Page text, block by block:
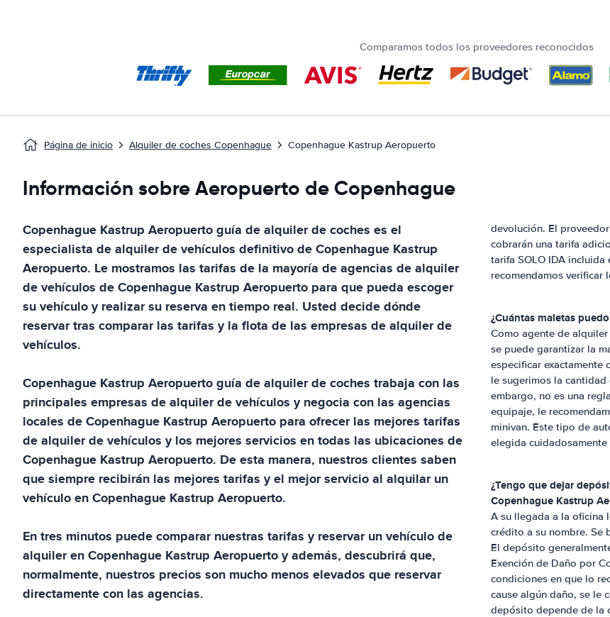
Comparamos todos los proveedores reconocidos
Página de inicio Alquiler de coches Copenhague Copenhague Kastrup Aeropuerto
Información sobre Aeropuerto de Copenhague
Copenhague Kastrup Aeropuertoguía de alquiler de coches es el
especialista de alquiler de vehículos definitivo deCopenhague Kastrup
Aeropuerto. Le mostramos las tarifas de la mayoría de agencias de alquiler
de vehículos deCopenhague Kastrup Aeropuerto para que pueda escoger
su vehículo y realizar su reserva en tiempo real. Usted decide dónde
reservar tras comparar las tarifas y la flota de las empresas de alquiler de
vehículos.
Copenhague Kastrup Aeropuertoguía de alquiler de coches trabaja con las
principales empresas de alquiler de vehículos y negocia con las agencias
locales deCopenhague Kastrup Aeropuerto para ofrecer las mejores tarifas
de alquiler de vehículos y los mejores servicios en todas las ubicaciones de
Copenhague Kastrup Aeropuerto. De esta manera, nuestros clientes saben
que siempre recibirán las mejores tarifas y el mejor servicio al alquilar un
vehículo enCopenhague Kastrup Aeropuerto.
En tres minutos puede comparar nuestras tarifas y reservar un vehículo de
alquiler enCopenhague Kastrup Aeropuertoy además, descubrirá que,
normalmente, nuestros precios son mucho menos elevados que reservar
directamente con las agencias.
devolución. El
cobrarán una tarifa
tarifa SOLO IDA
recomendamos verificar
¿Cuántas maletas
Como agente de
se puede garantizar la
especificar exactamente
le sugerimos la
embargo, no es una
equipaje, le
minivan. Este tipo de
elegida
¿Tengo que dejar
Copenhague Kastrup
A su llegada a la oficina
crédito a su nombre. Se
El depósito
Exención de Daño por
condiciones en que lo
cause algún daño, se le
depósito depende de la